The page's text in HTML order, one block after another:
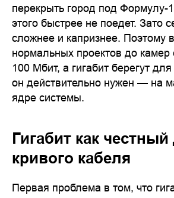
перекрыть город под Формулу-
этого быстрее не поедет. Зато
сложнее и капризнее. Поэтому
нормальных проектов до камер
100 Мбит, а гигабит берегут
он действительно нужен — на
ядре системы.
Гигабит как честный
кривого кабеля
Первая проблема в том, что